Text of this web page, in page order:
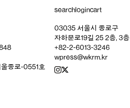
searchlogincart
종로-0551호
03035 서울시 종로구
자하문로19길 25 2층, 3층
+82-2-6013-3246
wpress@wkrm.kr